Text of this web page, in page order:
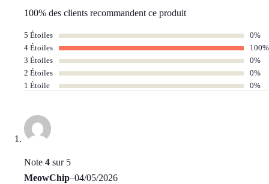
100% des clients recommandent ce produit
5 Étoiles
0%
4 Étoiles
100%
3 Étoiles
0%
2 Étoiles
0%
1 Étoile
0%
Note 4 sur 5
MeowChip–04/05/2026